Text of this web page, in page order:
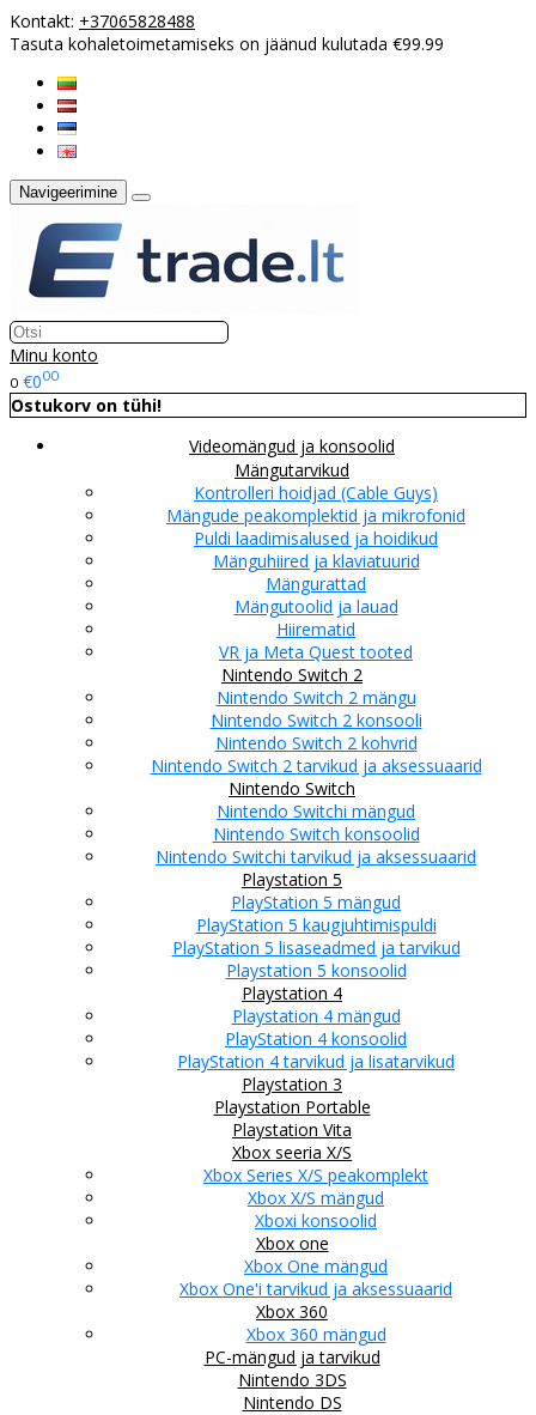
Kontakt: +37065828488
Tasuta kohaletoimetamiseks on jäänud kulutada €99.99
Navigeerimine
Minu konto
0 €000
Ostukorv on tühi!
Videomängud ja konsoolid
Mängutarvikud
Kontrolleri hoidjad (Cable Guys)
Mängude peakomplektid ja mikrofonid
Puldi laadimisalused ja hoidikud
Mänguhiired ja klaviatuurid
Mängurattad
Mängutoolid ja lauad
Hiirematid
VR ja Meta Quest tooted
Nintendo Switch 2
Nintendo Switch 2 mängu
Nintendo Switch 2 konsooli
Nintendo Switch 2 kohvrid
Nintendo Switch 2 tarvikud ja aksessuaarid
Nintendo Switch
Nintendo Switchi mängud
Nintendo Switch konsoolid
Nintendo Switchi tarvikud ja aksessuaarid
Playstation 5
PlayStation 5 mängud
PlayStation 5 kaugjuhtimispuldi
PlayStation 5 lisaseadmed ja tarvikud
Playstation 5 konsoolid
Playstation 4
Playstation 4 mängud
PlayStation 4 konsoolid
PlayStation 4 tarvikud ja lisatarvikud
Playstation 3
Playstation Portable
Playstation Vita
Xbox seeria X/S
Xbox Series X/S peakomplekt
Xbox X/S mängud
Xboxi konsoolid
Xbox one
Xbox One mängud
Xbox One'i tarvikud ja aksessuaarid
Xbox 360
Xbox 360 mängud
PC-mängud ja tarvikud
Nintendo 3DS
Nintendo DS